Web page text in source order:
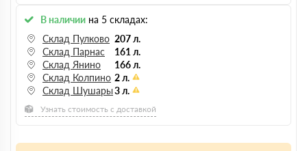
В наличии на 5 складах:
Склад Пулково 207 л.
Склад Парнас
161 л.
Склад Янино
166 л.
Склад Колпино 2 л.
Склад Шушары3 л.
Узнать стоимость с доставкой